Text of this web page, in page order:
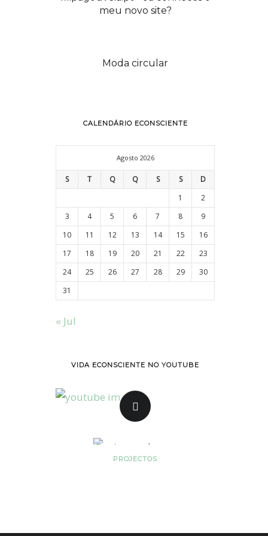
meu novo site?
Moda circular
mudanças eco-conscientes
(webinar)
CALENDÁRIO ECONSCIENTE
Agosto 2026
S T Q Q S S
D
1
2
3
4 5 6 7 8
9
10
11 12 13 14 15
16
17
18 19 20 21 22
23
24
25 26 27 28 29
30
31
« Jul
VIDA ECONSCIENTE NO YOUTUBE
PROJECTOS